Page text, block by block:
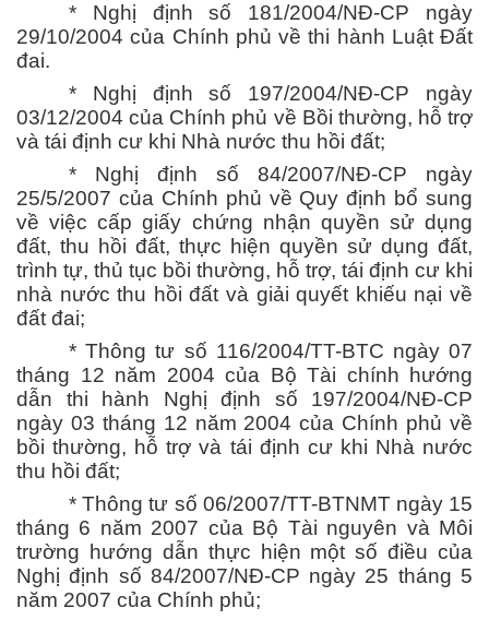
* Nghị định số 181/2004/NĐ-CP ngày
29/10/2004 của Chính phủ về thi hành Luật Đất
đai.
* Nghị định số 197/2004/NĐ-CP ngày
03/12/2004 của Chính phủ về Bồi thường, hỗ trợ
và tái định cư khi Nhà nước thu hồi đất;
* Nghị định số 84/2007/NĐ-CP ngày
25/5/2007 của Chính phủ về Quy định bổ sung
về việc cấp giấy chứng nhận quyền sử dụng
đất, thu hồi đất, thực hiện quyền sử dụng đất,
trình tự, thủ tục bồi thường, hỗ trợ, tái định cư khi
nhà nước thu hồi đất và giải quyết khiếu nại về
đất đai;
* Thông tư số 116/2004/TT-BTC ngày 07
tháng 12 năm 2004 của Bộ Tài chính hướng
dẫn thi hành Nghị định số 197/2004/NĐ-CP
ngày 03 tháng 12 năm 2004 của Chính phủ về
bồi thường, hỗ trợ và tái định cư khi Nhà nước
thu hồi đất;
* Thông tư số 06/2007/TT-BTNMT ngày 15
tháng 6 năm 2007 của Bộ Tài nguyên và Môi
trường hướng dẫn thực hiện một số điều của
Nghị định số 84/2007/NĐ-CP ngày 25 tháng 5
năm 2007 của Chính phủ;